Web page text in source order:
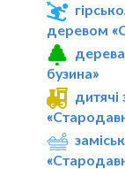
деревом
бузина»
дитячі